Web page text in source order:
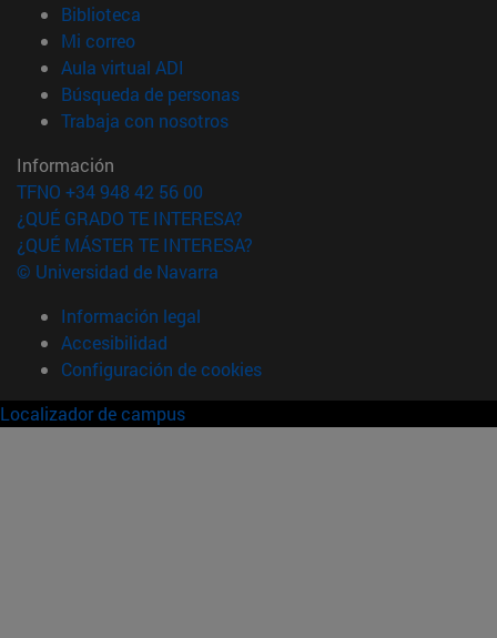
Biblioteca
Mi correo(abre en nueva ventana)
Aula virtual ADI
Búsqueda de personas(abre en nueva ventana)
Trabaja con nosotros(abre en nueva ventana)
Información
TFNO +34 948 42 56 00
¿QUÉ GRADO TE INTERESA?
¿QUÉ MÁSTER TE INTERESA?
© Universidad de Navarra
Información legal
Accesibilidad
Configuración de cookies
Localizador de campus